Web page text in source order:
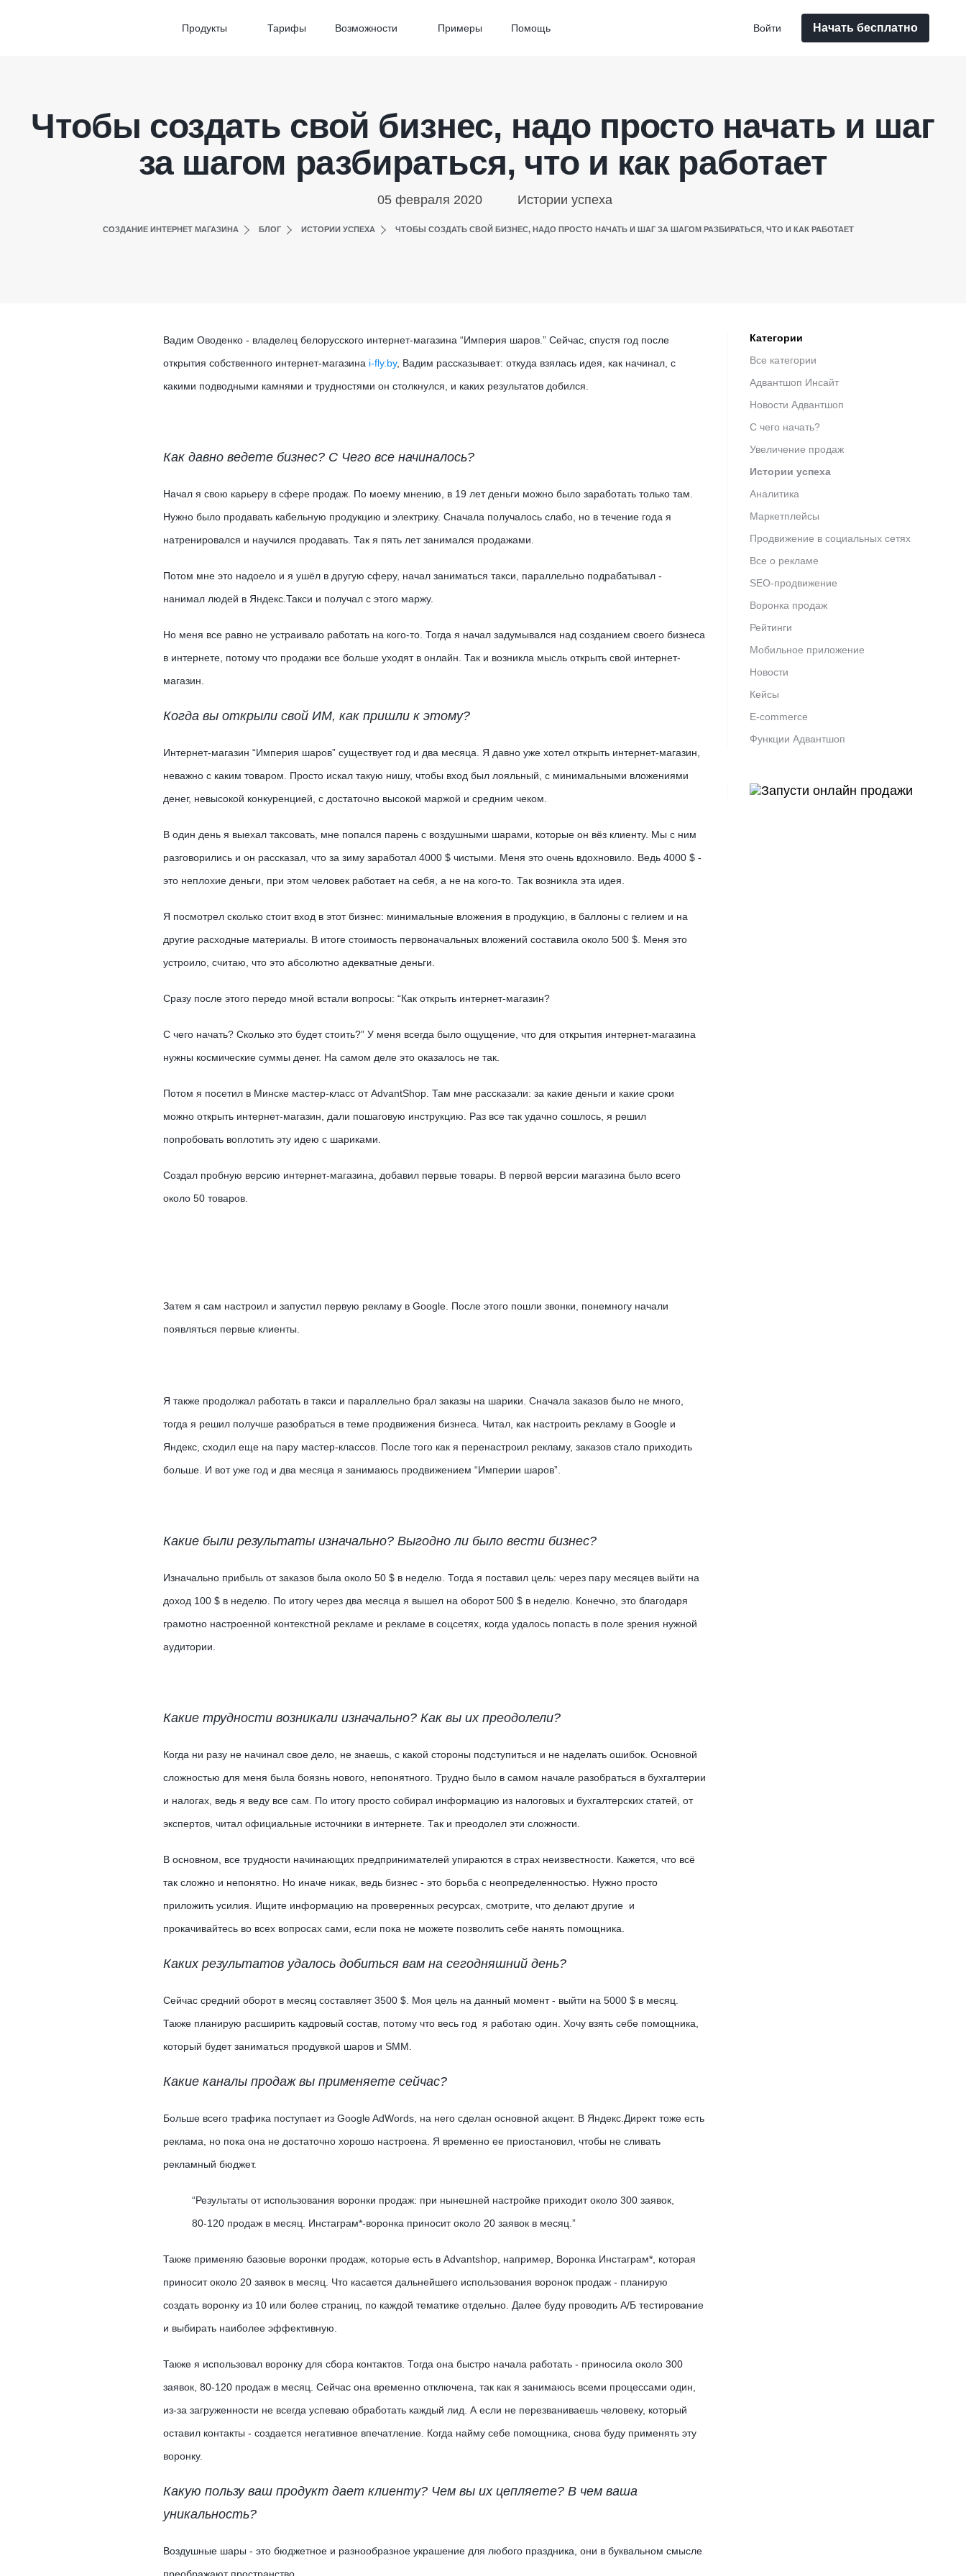
Продукты Тарифы Возможности Примеры Помощь Начать бесплатно
Войти
Чтобы создать свой бизнес, надо просто начать и шаг
за шагом разбираться, что и как работает
05 февраля 2020 Истории успеха
СОЗДАНИЕ ИНТЕРНЕТ МАГАЗИНА БЛОГ ИСТОРИИ УСПЕХА ЧТОБЫ СОЗДАТЬ СВОЙ БИЗНЕС, НАДО ПРОСТО НАЧАТЬ И ШАГ ЗА ШАГОМ РАЗБИРАТЬСЯ, ЧТО И КАК РАБОТАЕТ
Категории
Все категории
Адвантшоп Инсайт
Новости Адвантшоп
С чего начать?
Увеличение продаж
Истории успеха
Аналитика
Маркетплейсы
Продвижение в социальных сетях
Все о рекламе
SEO-продвижение
Воронка продаж
Рейтинги
Мобильное приложение
Новости
Кейсы
E-commerce
Функции Адвантшоп
Вадим Оводенко - владелец белорусского интернет-магазина “Империя шаров.” Сейчас, спустя год после
открытия собственного интернет-магазина i-fly.by, Вадим рассказывает: откуда взялась идея, как начинал, с
какими подводными камнями и трудностями он столкнулся, и каких результатов добился.
Как давно ведете бизнес? С Чего все начиналось?
Начал я свою карьеру в сфере продаж. По моему мнению, в 19 лет деньги можно было заработать только там.
Нужно было продавать кабельную продукцию и электрику. Сначала получалось слабо, но в течение года я
натренировался и научился продавать. Так я пять лет занимался продажами.
Потом мне это надоело и я ушёл в другую сферу, начал заниматься такси, параллельно подрабатывал -
нанимал людей в Яндекс.Такси и получал с этого маржу.
Но меня все равно не устраивало работать на кого-то. Тогда я начал задумывался над созданием своего бизнеса
в интернете, потому что продажи все больше уходят в онлайн. Так и возникла мысль открыть свой интернет-
магазин.
Когда вы открыли свой ИМ, как пришли к этому?
Интернет-магазин “Империя шаров” существует год и два месяца. Я давно уже хотел открыть интернет-магазин,
неважно с каким товаром. Просто искал такую нишу, чтобы вход был лояльный, с минимальными вложениями
денег, невысокой конкуренцией, с достаточно высокой маржой и средним чеком.
В один день я выехал таксовать, мне попался парень с воздушными шарами, которые он вёз клиенту. Мы с ним
разговорились и он рассказал, что за зиму заработал 4000 $ чистыми. Меня это очень вдохновило. Ведь 4000 $ -
это неплохие деньги, при этом человек работает на себя, а не на кого-то. Так возникла эта идея.
Я посмотрел сколько стоит вход в этот бизнес: минимальные вложения в продукцию, в баллоны с гелием и на
другие расходные материалы. В итоге стоимость первоначальных вложений составила около 500 $. Меня это
устроило, считаю, что это абсолютно адекватные деньги.
Сразу после этого передо мной встали вопросы: “Как открыть интернет-магазин?
С чего начать? Сколько это будет стоить?” У меня всегда было ощущение, что для открытия интернет-магазина
нужны космические суммы денег. На самом деле это оказалось не так.
Потом я посетил в Минске мастер-класс от AdvantShop. Там мне рассказали: за какие деньги и какие сроки
можно открыть интернет-магазин, дали пошаговую инструкцию. Раз все так удачно сошлось, я решил
попробовать воплотить эту идею с шариками.
Создал пробную версию интернет-магазина, добавил первые товары. В первой версии магазина было всего
около 50 товаров.
Затем я сам настроил и запустил первую рекламу в Google. После этого пошли звонки, понемногу начали
появляться первые клиенты.
Я также продолжал работать в такси и параллельно брал заказы на шарики. Сначала заказов было не много,
тогда я решил получше разобраться в теме продвижения бизнеса. Читал, как настроить рекламу в Google и
Яндекс, сходил еще на пару мастер-классов. После того как я перенастроил рекламу, заказов стало приходить
больше. И вот уже год и два месяца я занимаюсь продвижением “Империи шаров”.
Какие были результаты изначально? Выгодно ли было вести бизнес?
Изначально прибыль от заказов была около 50 $ в неделю. Тогда я поставил цель: через пару месяцев выйти на
доход 100 $ в неделю. По итогу через два месяца я вышел на оборот 500 $ в неделю. Конечно, это благодаря
грамотно настроенной контекстной рекламе и рекламе в соцсетях, когда удалось попасть в поле зрения нужной
аудитории.
Какие трудности возникали изначально? Как вы их преодолели?
Когда ни разу не начинал свое дело, не знаешь, с какой стороны подступиться и не наделать ошибок. Основной
сложностью для меня была боязнь нового, непонятного. Трудно было в самом начале разобраться в бухгалтерии
и налогах, ведь я веду все сам. По итогу просто собирал информацию из налоговых и бухгалтерских статей, от
экспертов, читал официальные источники в интернете. Так и преодолел эти сложности.
В основном, все трудности начинающих предпринимателей упираются в страх неизвестности. Кажется, что всё
так сложно и непонятно. Но иначе никак, ведь бизнес - это борьба с неопределенностью. Нужно просто
приложить усилия. Ищите информацию на проверенных ресурсах, смотрите, что делают другие и
прокачивайтесь во всех вопросах сами, если пока не можете позволить себе нанять помощника.
Каких результатов удалось добиться вам на сегодняшний день?
Сейчас средний оборот в месяц составляет 3500 $. Моя цель на данный момент - выйти на 5000 $ в месяц.
Также планирую расширить кадровый состав, потому что весь год я работаю один. Хочу взять себе помощника,
который будет заниматься продувкой шаров и SMM.
Какие каналы продаж вы применяете сейчас?
Больше всего трафика поступает из Google AdWords, на него сделан основной акцент. В Яндекс.Директ тоже есть
реклама, но пока она не достаточно хорошо настроена. Я временно ее приостановил, чтобы не сливать
рекламный бюджет.
“Результаты от использования воронки продаж: при нынешней настройке приходит около 300 заявок,
80-120 продаж в месяц. Инстаграм*-воронка приносит около 20 заявок в месяц.”
Также применяю базовые воронки продаж, которые есть в Advantshop, например, Воронка Инстаграм*, которая
приносит около 20 заявок в месяц. Что касается дальнейшего использования воронок продаж - планирую
создать воронку из 10 или более страниц, по каждой тематике отдельно. Далее буду проводить А/Б тестирование
и выбирать наиболее эффективную.
Также я использовал воронку для сбора контактов. Тогда она быстро начала работать - приносила около 300
заявок, 80-120 продаж в месяц. Сейчас она временно отключена, так как я занимаюсь всеми процессами один,
из-за загруженности не всегда успеваю обработать каждый лид. А если не перезваниваешь человеку, который
оставил контакты - создается негативное впечатление. Когда найму себе помощника, снова буду применять эту
воронку.
Какую пользу ваш продукт дает клиенту? Чем вы их цепляете? В чем ваша
уникальность?
Воздушные шары - это бюджетное и разнообразное украшение для любого праздника, они в буквальном смысле